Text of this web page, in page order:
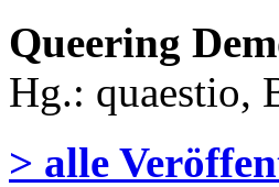
Queering
Hg.: quaestio,
> alle